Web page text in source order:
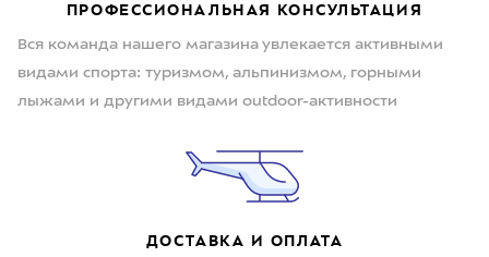
ПРОФЕССИОНАЛЬНАЯ КОНСУЛЬТАЦИЯ
Вся команда нашего магазина увлекается активными
видами спорта: туризмом, альпинизмом, горными
лыжами и другими видами outdoor-активности
ДОСТАВКА И ОПЛАТА